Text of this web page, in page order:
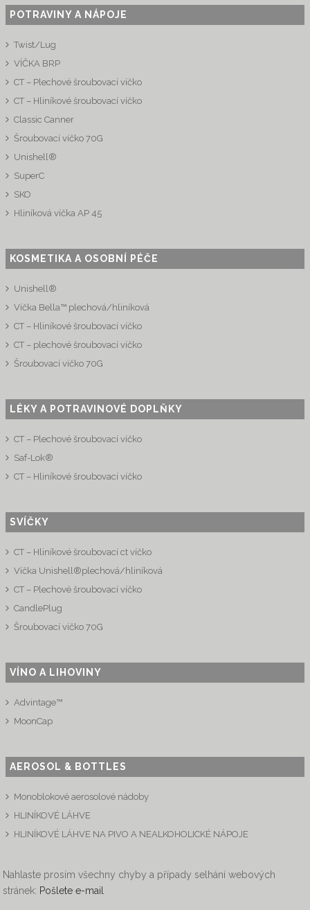
POTRAVINY A NÁPOJE
Twist/Lug
VÍČKA BRP
CT – Plechové šroubovací víčko
CT – Hliníkové šroubovací víčko
Classic Canner
Šroubovací víčko 70G
Unishell®
SuperC
SKO
Hliníková víčka AP 45
KOSMETIKA A OSOBNÍ PÉČE
Unishell®
Víčka Bella™ plechová/hliníková
CT – Hliníkové šroubovací víčko
CT – plechové šroubovací víčko
Šroubovací víčko 70G
LÉKY A POTRAVINOVÉ DOPLŇKY
CT – Plechové šroubovací víčko
Saf-Lok®
CT – Hliníkové šroubovací víčko
SVÍČKY
CT – Hliníkové šroubovací ct víčko
Víčka Unishell®plechová/hliníková
CT – Plechové šroubovací víčko
CandlePlug
Šroubovací víčko 70G
VÍNO A LIHOVINY
Advintage™
MoonCap
AEROSOL & BOTTLES
Monoblokové aerosolové nádoby
HLINÍKOVÉ LÁHVE
HLINÍKOVÉ LÁHVE NA PIVO A NEALKOHOLICKÉ NÁPOJE
Nahlaste prosím všechny chyby a případy selhání webových
stránek: Pošlete e-mail